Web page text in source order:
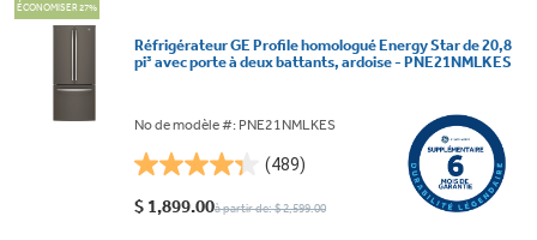
ÉCONOMISER 27%
Réfrigérateur GE Profile homologué Energy Star de 20,8
pi³ avec porte à deux battants, ardoise - PNE21NMLKES
No de modèle #: PNE21NMLKES
(489)
4.3
étoile(s)
$ 1,899.00à partir de: $ 2,599.00